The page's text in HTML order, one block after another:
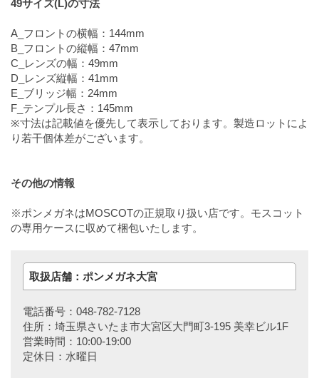
49サイズ(L)の寸法
A_フロントの横幅：144mm
B_フロントの縦幅：47mm
C_レンズの幅：49mm
D_レンズ縦幅：41mm
E_ブリッジ幅：24mm
F_テンプル長さ：145mm
※寸法は記載値を優先して表示しております。製造ロットによ
り若干個体差がございます。
その他の情報
※ポンメガネはMOSCOTの正規取り扱い店です。モスコット
の専用ケースに収めて梱包いたします。
取扱店舗：ポンメガネ大宮
電話番号：048-782-7128
住所：埼玉県さいたま市大宮区大門町3-195 美幸ビル1F
営業時間：10:00-19:00
定休日：水曜日